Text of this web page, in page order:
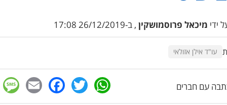
ידי מיכאל פרוסמושקין , ב-26/12/2019 17:08
עו"ד אילן אזולאי
עם חברים WhatsApp
Twitter